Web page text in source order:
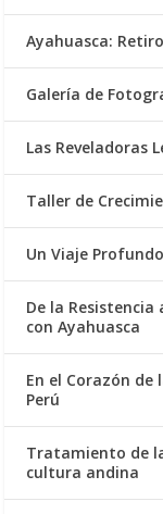
Ayahuasca:
Galería de
Las Reveladoras
Taller de
Un Viaje
De la Resistencia
con Ayahuasca
En el Corazón de
Perú
Tratamiento de
cultura andina